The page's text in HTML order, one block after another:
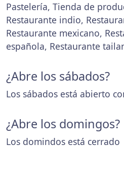
Pastelería, Tienda de
Restaurante indio,
Restaurante mexicano,
española, Restaurante
¿Abre los sábados?
Los sábados está abierto
¿Abre los domingos?
Los domindos está cerrado